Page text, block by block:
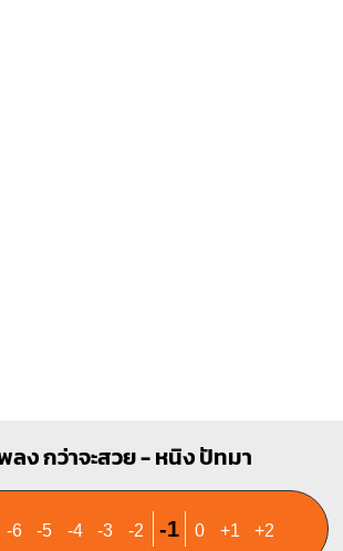
ลง กว่าจะสวย - หนิง ปัทมา
-6 -5 -4 -3 -2 -1 0 +1 +2